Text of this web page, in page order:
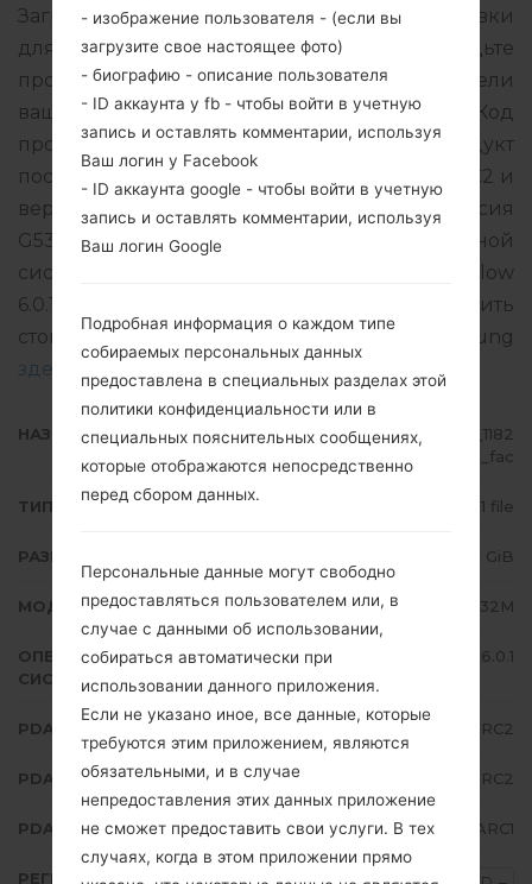
Загрузите последнее обновление прошивки
для Samsung Galaxy J2 Prime, но не забудьте
проверить, соответствует ли номер модели
вашего смартфона указанному SM-G532M. Код
прошивки CTP для PARAGUAY. Продукт
поставляется с версией PDA G532MUMU1ARC2 и
версия CSC G532MUWA1ARC2, MODEM версия
G532MUBU1ARC1. Версия операционной
системы данной прошивки Android Marshmallow
6.0.1. Подробная инструкция, как прошить
стоковую прошивку на устройства Samsung
здесь
НАЗВАНИЕ ФАЙЛА
SM-G532M_1_20180307172527_1182
ulf4cl_fac
ТИП ПРОШИВКИ 1 file
РАЗМЕР ФАЙЛА 1.71 GiB
МОДЕЛЬ Samsung SM-G532M
ОПЕРАЦИОННАЯ
СИСТЕМА
Android Marshmallow 6.0.1
PDA/AP ВЕРСИЯ G532MUMU1ARC2
PDA/AP ВЕРСИЯ G532MUWA1ARC2
PDA/AP ВЕРСИЯ G532MUBU1ARC1
РЕГИОН
- изображение пользователя - (если вы
загрузите свое настоящее фото)
- биографию - описание пользователя
- ID аккаунта у fb - чтобы войти в учетную
запись и оставлять комментарии, используя
Ваш логин у Facebook
- ID аккаунта google - чтобы войти в учетную
запись и оставлять комментарии, используя
Ваш логин Google
Подробная информация о каждом типе
собираемых персональных данных
предоставлена в специальных разделах этой
политики конфиденциальности или в
специальных пояснительных сообщениях,
которые отображаются непосредственно
перед сбором данных.
Персональные данные могут свободно
предоставляться пользователем или, в
случае с данными об использовании,
собираться автоматически при
использовании данного приложения.
Если не указано иное, все данные, которые
требуются этим приложением, являются
обязательными, и в случае
непредоставления этих данных приложение
не сможет предоставить свои услуги. В тех
случаях, когда в этом приложении прямо